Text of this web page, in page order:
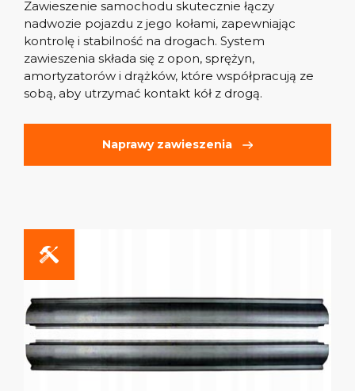
Zawieszenie samochodu skutecznie łączy
nadwozie pojazdu z jego kołami, zapewniając
kontrolę i stabilność na drogach. System
zawieszenia składa się z opon, sprężyn,
amortyzatorów i drążków, które współpracują ze
sobą, aby utrzymać kontakt kół z drogą.
Naprawy zawieszenia